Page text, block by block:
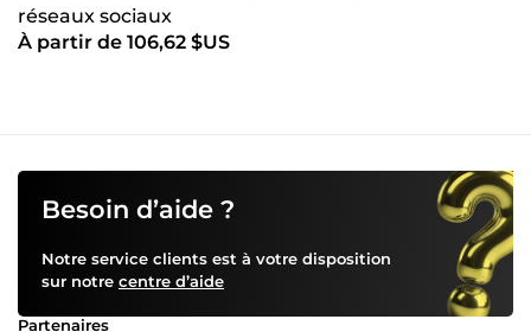
réseaux sociaux
À partir de 106,62 $US
Besoin d’aide ?
Notre service clients est à votre disposition
sur notre centre d’aide
Partenaires